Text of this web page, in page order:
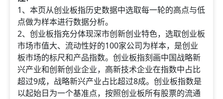
1、本页从创业板指历史数据中选取每一轮的高点与低
点做为样本进行数据分析。
2、创业板指充分体现深市创新创业特色，选取创业板
市场市值大、流动性好的100家公司为样本，是创业
板市场的标尺和产品指数。创业板指刻画中国战略新
兴产业和创新创业企业，高新技术企业在指数中占比
超过9成，战略新兴产业占比超过8成。创业板指数是
以起始日为一个基准点，按照创业板所有股票的流通